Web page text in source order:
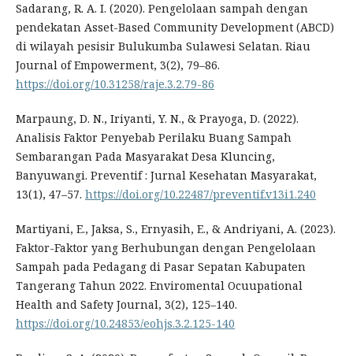
Sadarang, R. A. I. (2020). Pengelolaan sampah dengan
pendekatan Asset-Based Community Development (ABCD)
di wilayah pesisir Bulukumba Sulawesi Selatan. Riau
Journal of Empowerment, 3(2), 79–86.
https://doi.org/10.31258/raje.3.2.79-86
Marpaung, D. N., Iriyanti, Y. N., & Prayoga, D. (2022).
Analisis Faktor Penyebab Perilaku Buang Sampah
Sembarangan Pada Masyarakat Desa Kluncing,
Banyuwangi. Preventif : Jurnal Kesehatan Masyarakat,
13(1), 47–57. https://doi.org/10.22487/preventif.v13i1.240
Martiyani, E., Jaksa, S., Ernyasih, E., & Andriyani, A. (2023).
Faktor-Faktor yang Berhubungan dengan Pengelolaan
Sampah pada Pedagang di Pasar Sepatan Kabupaten
Tangerang Tahun 2022. Enviromental Ocuupational
Health and Safety Journal, 3(2), 125–140.
https://doi.org/10.24853/eohjs.3.2.125-140